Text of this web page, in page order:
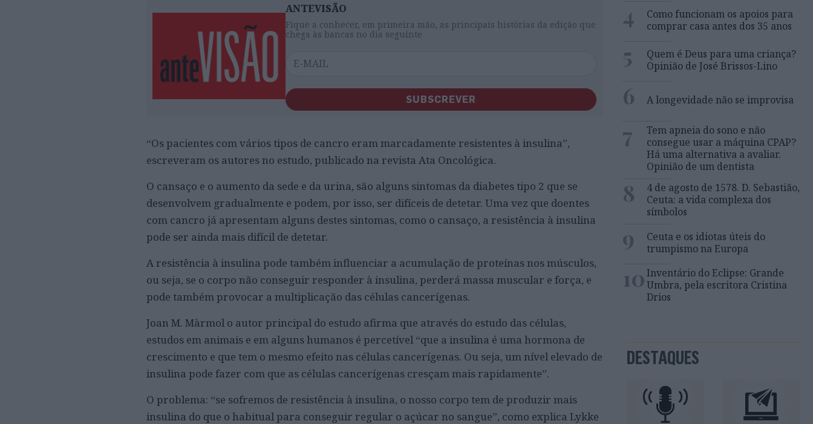
ANTEVISÃO
Fique a conhecer, em primeira mão, as principais histórias da edição que
chega às bancas no dia seguinte
SUBSCREVER
“Os pacientes com vários tipos de cancro eram marcadamente resistentes à insulina”,
escreveram os autores no estudo, publicado na revista Ata Oncológica.
O cansaço e o aumento da sede e da urina, são alguns sintomas da diabetes tipo 2 que se
desenvolvem gradualmente e podem, por isso, ser difíceis de detetar. Uma vez que doentes
com cancro já apresentam alguns destes sintomas, como o cansaço, a resistência à insulina
pode ser ainda mais difícil de detetar.
A resistência à insulina pode também influenciar a acumulação de proteínas nos músculos,
ou seja, se o corpo não conseguir responder à insulina, perderá massa muscular e força, e
pode também provocar a multiplicação das células cancerígenas.
Joan M. Màrmol o autor principal do estudo afirma que através do estudo das células,
estudos em animais e em alguns humanos é percetível “que a insulina é uma hormona de
crescimento e que tem o mesmo efeito nas células cancerígenas. Ou seja, um nível elevado de
insulina pode fazer com que as células cancerígenas cresçam mais rapidamente”.
O problema: “se sofremos de resistência à insulina, o nosso corpo tem de produzir mais
insulina do que o habitual para conseguir regular o açúcar no sangue”, como explica Lykke
4
Como funcionam os apoios para
comprar casa antes dos 35 anos
5
Quem é Deus para uma criança?
Opinião de José Brissos-Lino
6 A longevidade não se improvisa
7
Tem apneia do sono e não
consegue usar a máquina CPAP?
Há uma alternativa a avaliar.
Opinião de um dentista
8
4 de agosto de 1578. D. Sebastião,
Ceuta: a vida complexa dos
símbolos
9
Ceuta e os idiotas úteis do
trumpismo na Europa
10Inventário do Eclipse: Grande
Umbra, pela escritora Cristina
Drios
DESTAQUES